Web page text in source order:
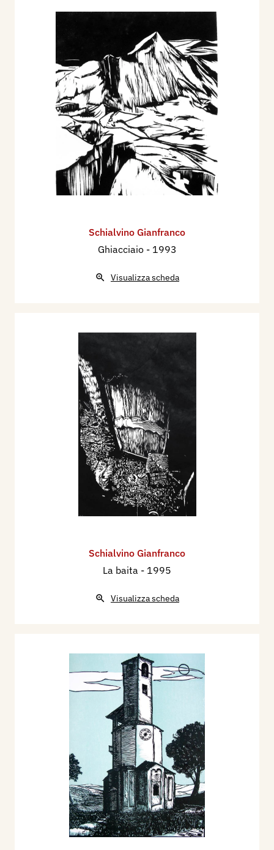
Schialvino ​Gianfranco
Ghiacciaio - 1993
Visualizza scheda
Schialvino ​Gianfranco
La baita - 1995
Visualizza scheda